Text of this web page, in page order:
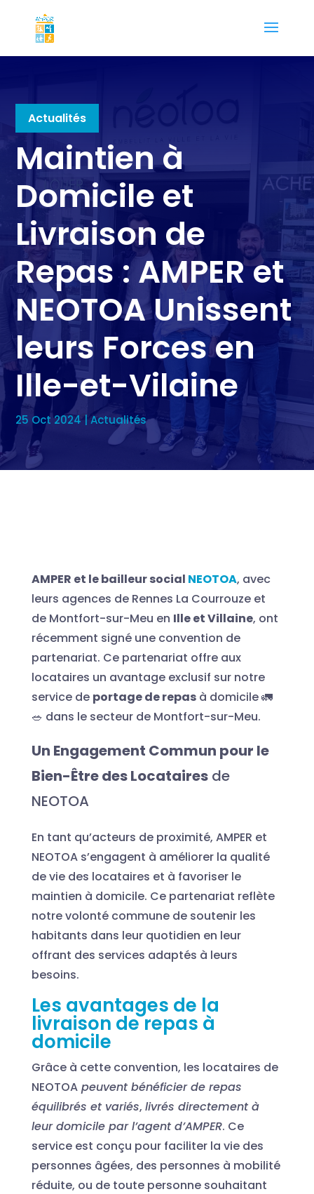
Actualités
Maintien à
Domicile et
Livraison de
Repas : AMPER et
NEOTOA Unissent
leurs Forces en
Ille-et-Vilaine
25 Oct 2024|Actualités
AMPER et le bailleur social NEOTOA, avec
leurs agences de Rennes La Courrouze et
de Montfort-sur-Meu en Ille et Villaine, ont
récemment signé une convention de
partenariat. Ce partenariat offre aux
locataires un avantage exclusif sur notre
service de portage de repasà domicile 🚛
🥗 dans le secteur de Montfort-sur-Meu.
Un Engagement Commun pour le
Bien-Être des Locatairesde
NEOTOA
En tant qu’acteurs de proximité, AMPER et
NEOTOA s’engagent à améliorer la qualité
de vie des locataires et à favoriser le
maintien à domicile. Ce partenariat reflète
notre volonté commune de soutenir les
habitants dans leur quotidien en leur
offrant des services adaptés à leurs
besoins.
Les avantages de la
livraison de repas à
domicile
Grâce à cette convention, les locataires de
NEOTOApeuvent bénéficier de repas
équilibrés et variés, livrés directement à
leur domicile par l’agent d’AMPER. Ce
service est conçu pour faciliter la vie des
personnes âgées, des personnes à mobilité
réduite, ou de toute personne souhaitant